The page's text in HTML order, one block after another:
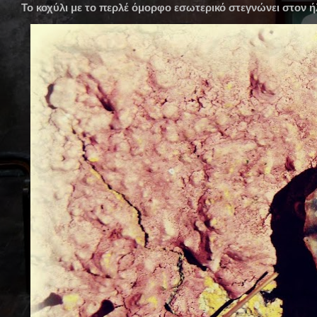
Το κοχύλι με το περλέ όμορφο εσωτερικό στεγνώνει στον